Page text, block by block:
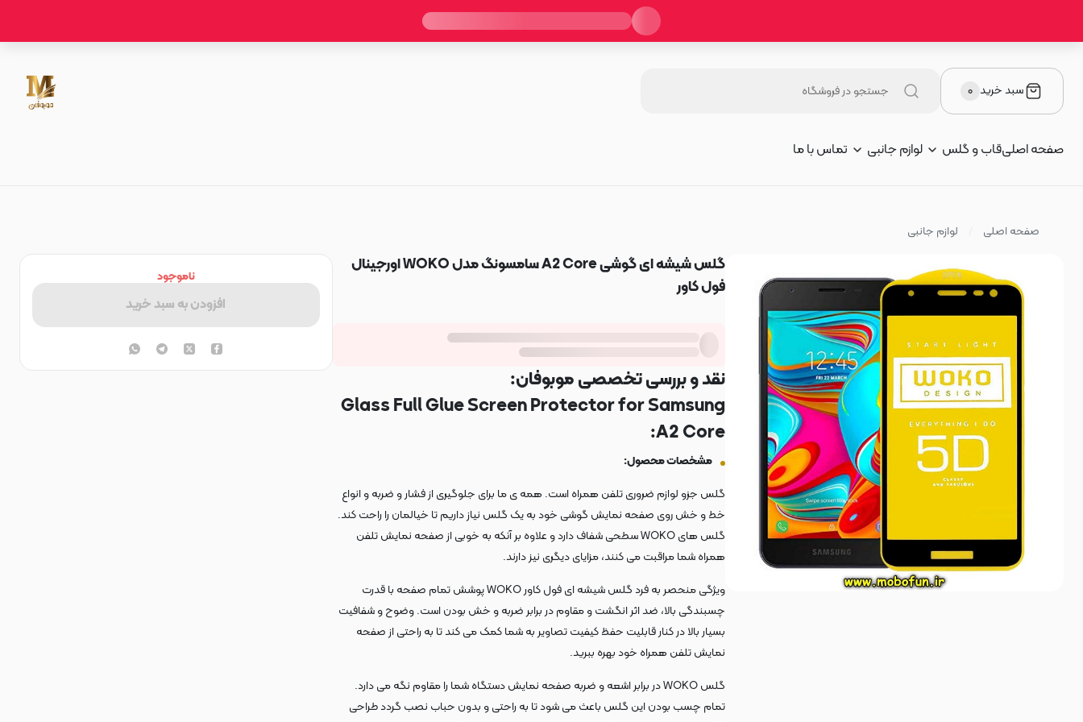
سبد خرید ۰
صفحه اصلیقاب و گلس لوازم جانبی تماس با ما
صفحه اصلی لوازم جانبی
گلس شیشه ای گوشی A2 Core سامسونگ مدل WOKO اورجینال
فول کاور
نقد و بررسی تخصصی موبوفان:
Glass Full Glue Screen Protector for Samsung
A2 Core:
مشخصات محصول:
گلس جزو لوازم ضروری تلفن همراه است. همه ی ما برای جلوگیری از فشار و ضربه و انواع
خط و خش روی صفحه نمایش گوشی خود به یک گلس نیاز داریم تا خیالمان را راحت کند.
گلس های WOKO سطحی شفاف دارد و علاوه بر آنکه به خوبی از صفحه نمایش تلفن
همراه شما مراقبت می کنند، مزایای دیگری نیز دارند.
ویژگی منحصر به فرد گلس شیشه ای فول کاور WOKO پوشش تمام صفحه با قدرت
چسبندگی بالا، ضد اثر انگشت و مقاوم در برابر ضربه و خش بودن است. وضوح و شفافیت
بسیار بالا در کنار قابلیت حفظ کیفیت تصاویر به شما کمک می کند تا به راحتی از صفحه
نمایش تلفن همراه خود بهره ببرید.
گلس WOKO در برابر اشعه و ضربه صفحه نمایش دستگاه شما را مقاوم نگه می دارد.
تمام چسب بودن این گلس باعث می شود تا به راحتی و بدون حباب نصب گردد طراحی
ناموجود
افزودن به سبد خرید